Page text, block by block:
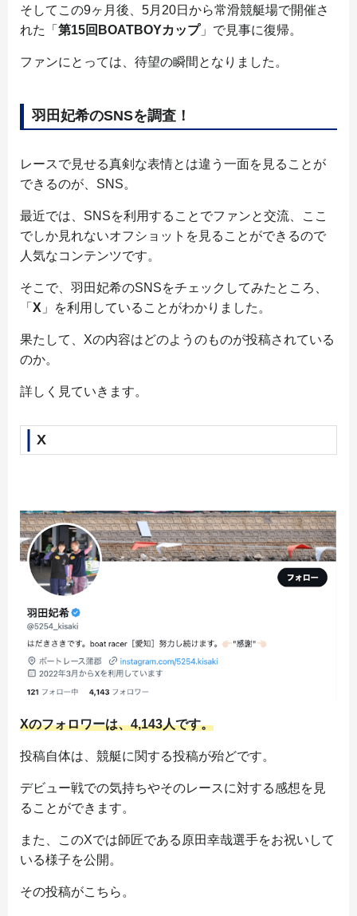
そしてこの9ヶ月後、5月20日から常滑競艇場で開催さ
れた「 第15回BOATBOYカップ」で見事に復帰。
ファンにとっては、待望の瞬間となりました。
羽田妃希のSNSを調査！
レースで見せる真剣な表情とは違う一面を見ることが
できるのが、SNS。
最近では、SNSを利用することでファンと交流、ここ
でしか見れないオフショットを見ることができるので
人気なコンテンツです。
そこで、羽田妃希のSNSをチェックしてみたところ、
「 X 」を利用していることがわかりました。
果たして、Xの内容はどのようのものが投稿されている
のか。
詳しく見ていきます。
X
Xのフォロワーは、4,143人です。
投稿自体は、競艇に関する投稿が殆どです。
デビュー戦での気持ちやそのレースに対する感想を見
ることができます。
また、このXでは師匠である原田幸哉選手をお祝いして
いる様子を公開。
その投稿がこちら。